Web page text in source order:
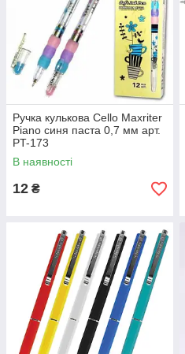
Ручка кулькова Cello Maxriter
Piano синя паста 0,7 мм арт.
PT-173
В наявності
12 ₴